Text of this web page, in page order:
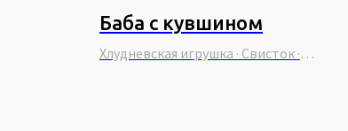
Баба с кувшином
Хлудневская игрушка · Свисток ·